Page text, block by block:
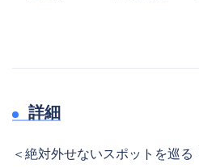
詳細
＜絶対外せないスポットを巡